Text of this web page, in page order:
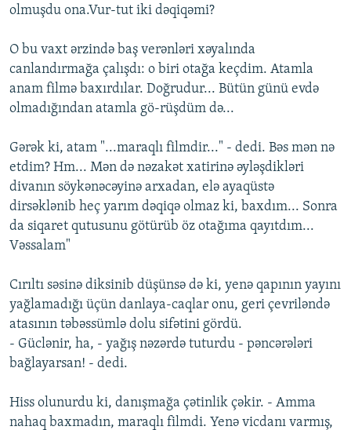
olmuşdu ona.Vur-tut iki dəqiqəmi?
O bu vaxt ərzində baş verənləri xəyalında
canlandırmağa çalışdı: o biri otağa keçdim. Atamla
anam filmə baxırdılar. Doğrudur... Bütün günü evdə
olmadığından atamla gö-rüşdüm də...
Gərək ki, atam "...maraqlı filmdir..." - dedi. Bəs mən nə
etdim? Hm... Mən də nəzakət xatirinə əyləşdikləri
divanın söykənəcəyinə arxadan, elə ayaqüstə
dirsəklənib heç yarım dəqiqə olmaz ki, baxdım... Sonra
da siqaret qutusunu götürüb öz otağıma qayıtdım...
Vəssalam"
Cırıltı səsinə diksinib düşünsə də ki, yenə qapının yayını
yağlamadığı üçün danlaya-caqlar onu, geri çevriləndə
atasının təbəssümlə dolu sifətini gördü.
- Güclənir, ha, - yağış nəzərdə tuturdu - pəncərələri
bağlayarsan! - dedi.
Hiss olunurdu ki, danışmağa çətinlik çəkir. - Amma
nahaq baxmadın, maraqlı filmdi. Yenə vicdanı varmış,